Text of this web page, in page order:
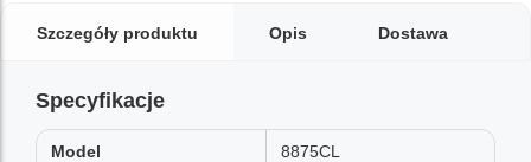
Szczegóły produktu Opis Dostawa
Specyfikacje
Model 8875CL